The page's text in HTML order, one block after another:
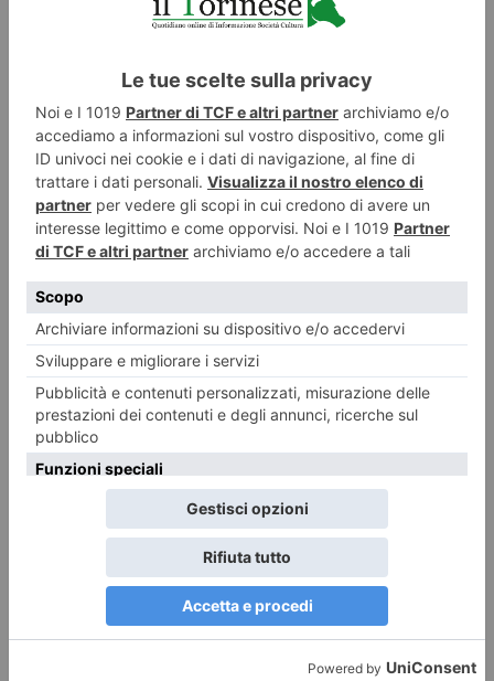
Piemonte, banche in ritirata: così interi territori rischiano di
restare senza servizi
C’è un silenzio che avanza nei piccoli centri del Piemonte. Non è quello
delle piazze vuote,